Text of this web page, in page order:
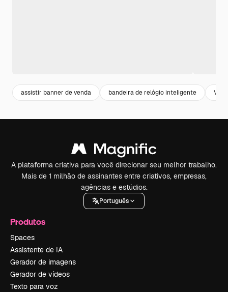
assistir banner de venda bandeira de relógio inteligente
A plataforma criativa para você direcionar seu melhor trabalho.
Mais de 1 milhão de assinantes entre criativos, empresas,
agências e estúdios.
Português
Produtos
Spaces
Assistente de IA
Gerador de imagens
Gerador de vídeos
Texto para voz